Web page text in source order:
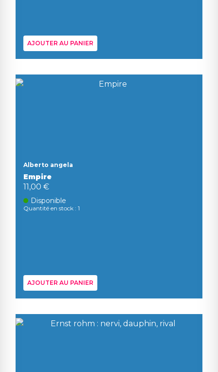
AJOUTER AU PANIER
Alberto angela
Empire
11,00 €
Disponible
Quantité en stock : 1
AJOUTER AU PANIER